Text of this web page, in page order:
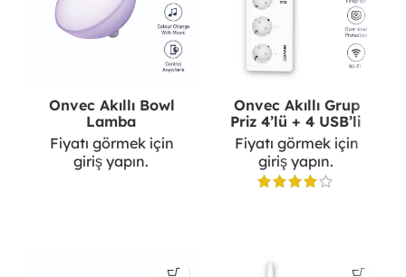
Onvec Akıllı Bowl
Lamba
Fiyatı görmek için
giriş yapın.
Onvec Akıllı Grup
Priz 4’lü + 4 USB’li
Fiyatı görmek için
giriş yapın.